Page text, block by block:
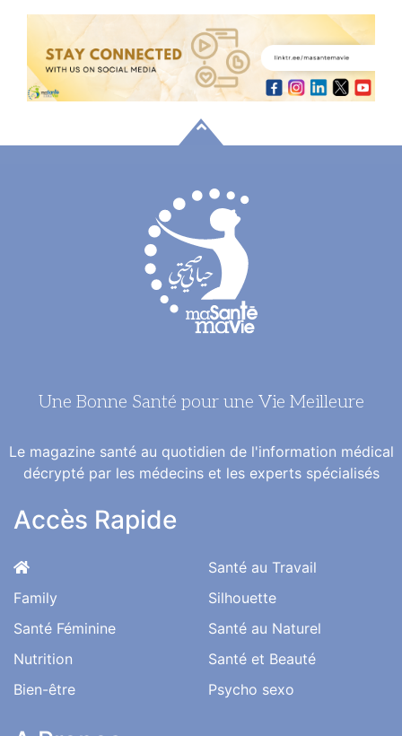
Une Bonne Santé pour une Vie Meilleure
Le magazine santé au quotidien de l'information médical
décrypté par les médecins et les experts spécialisés
Accès Rapide
Family
Santé Féminine
Nutrition
Bien-être
Santé au Travail
Silhouette
Santé au Naturel
Santé et Beauté
Psycho sexo